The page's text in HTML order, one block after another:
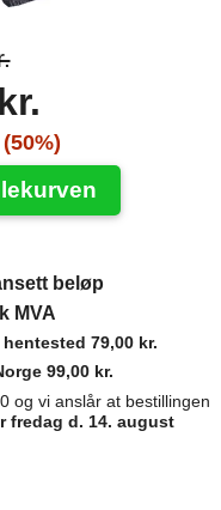
beløp
MVA
79,00 kr.
99,00 kr.
og vi anslår at bestillingen
fredag d. 14. august